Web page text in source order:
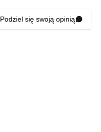
Podziel się swoją opinią